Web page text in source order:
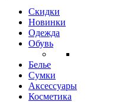
Скидки
Новинки
Одежда
Обувь
Белье
Сумки
Аксессуары
Косметика